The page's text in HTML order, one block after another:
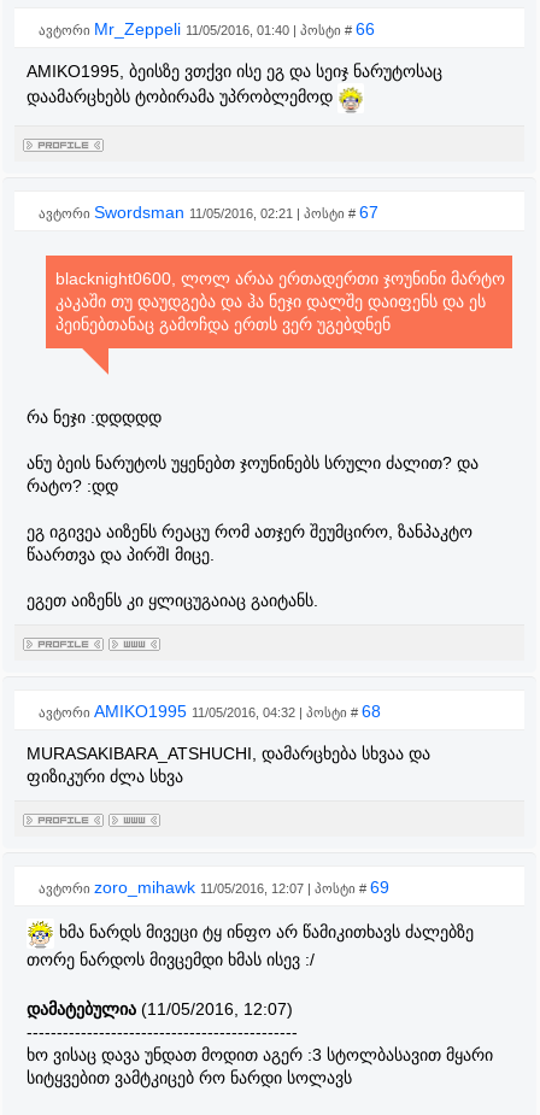
ავტორი Mr_Zeppeli 11/05/2016, 01:40 | პოსტი # 66
AMIKO1995, ბეისზე ვთქვი ისე ეგ და სეიჯ ნარუტოსაც
დაამარცხებს ტობირამა უპრობლემოდ
ავტორი Swordsman 11/05/2016, 02:21 | პოსტი # 67
blacknight0600, ლოლ არაა ერთადერთი ჯოუნინი მარტო
კაკაში თუ დაუდგება და ჰა ნეჯი დალშე დაიფენს და ეს
პეინებთანაც გამოჩდა ერთს ვერ უგებდნენ
რა ნეჯი :დდდდდ
ანუ ბეის ნარუტოს უყენებთ ჯოუნინებს სრული ძალით? და
რატო? :დდ
ეგ იგივეა აიზენს რეაცუ რომ ათჯერ შეუმცირო, ზანპაკტო
წაართვა და პირშI მიცე.
ეგეთ აიზენს კი ყლიცუგაიაც გაიტანს.
ავტორი AMIKO1995 11/05/2016, 04:32 | პოსტი # 68
MURASAKIBARA_ATSHUCHI, დამარცხება სხვაა და
ფიზიკური ძლა სხვა
ავტორი zoro_mihawk 11/05/2016, 12:07 | პოსტი # 69
ხმა ნარდს მივეცი ტყ ინფო არ წამიკითხავს ძალებზე
თორე ნარდოს მივცემდი ხმას ისევ :/
დამატებულია (11/05/2016, 12:07)
---------------------------------------------
ხო ვისაც დავა უნდათ მოდით აგერ :3 სტოლბასავით მყარი
სიტყვებით ვამტკიცებ რო ნარდი სოლავს